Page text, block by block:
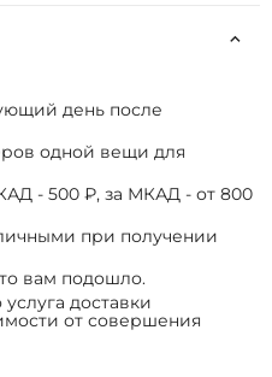
день после
одной вещи для
- 500 ₽, за МКАД - от 800
при получении
вам подошло.
доставки
от совершения